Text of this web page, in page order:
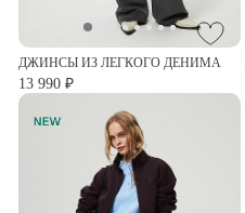
ДЖИНСЫ ИЗ ЛЕГКОГО ДЕНИМА
13 990 ₽